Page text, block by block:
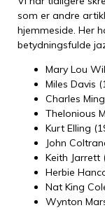
som er andre
hjemmeside. Her
betydningsfulde
Mary Lou
Miles Davis
Charles
Thelonious
Kurt Elling
John
Keith Jarrett
Herbie
Nat King
Wynton